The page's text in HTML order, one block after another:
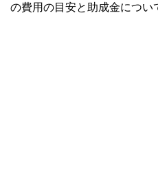
の費用の目安と助成金につい